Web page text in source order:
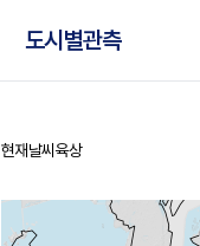
도시별관측
홈
현재날씨 육상